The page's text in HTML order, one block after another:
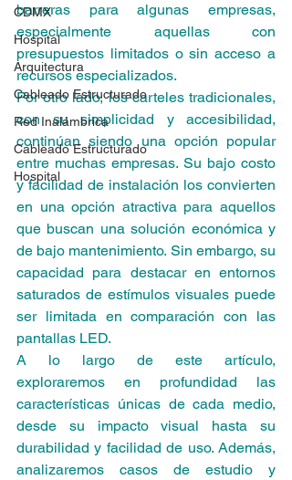
CDMX
Hospital
Arquitectura
Cableado Estructurado
Red Inalámbrica
Cableado Estructurado
Hospital
barreras para algunas empresas,
especialmente aquellas con
presupuestos limitados o sin acceso a
recursos especializados.
Por otro lado, los carteles tradicionales,
con su simplicidad y accesibilidad,
continúan siendo una opción popular
entre muchas empresas. Su bajo costo
y facilidad de instalación los convierten
en una opción atractiva para aquellos
que buscan una solución económica y
de bajo mantenimiento. Sin embargo, su
capacidad para destacar en entornos
saturados de estímulos visuales puede
ser limitada en comparación con las
pantallas LED.
A lo largo de este artículo,
exploraremos en profundidad las
características únicas de cada medio,
desde su impacto visual hasta su
durabilidad y facilidad de uso. Además,
analizaremos casos de estudio y